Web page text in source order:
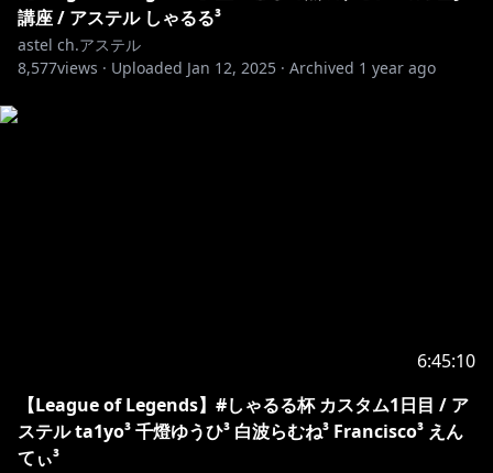
講座 / アステル しゃるる³
astel ch.アステル
8,577views · Uploaded Jan 12, 2025 · Archived 1 year ago
6:45:10
【League of Legends】#しゃるる杯 カスタム1日目 / ア
ステル ta1yo³ 千燈ゆうひ³ 白波らむね³ Francisco³ えん
てぃ³